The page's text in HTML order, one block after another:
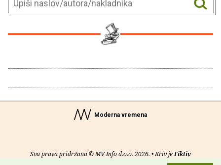
Moderna vremena
Sva prava pridržana © MV Info d.o.o. 2026. • Kriv jeFiktiv